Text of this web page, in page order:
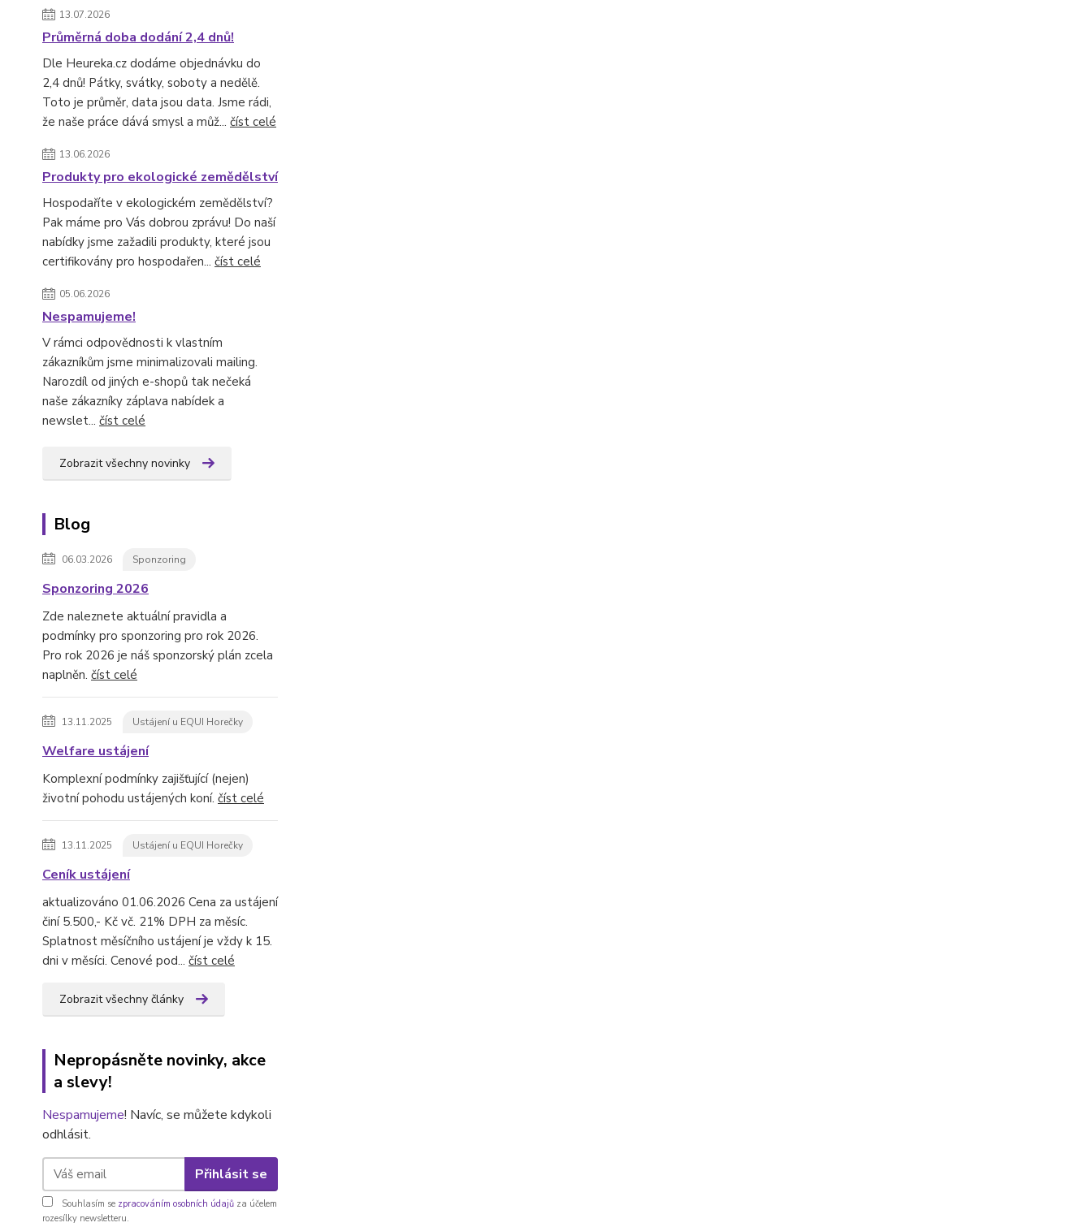
13.07.2026
Průměrná doba dodání 2,4 dnů!
Dle Heureka.cz dodáme objednávku do
2,4 dnů! Pátky, svátky, soboty a nedělě.
Toto je průměr, data jsou data. Jsme rádi,
že naše práce dává smysl a můž... číst celé
13.06.2026
Produkty pro ekologické zemědělství
Hospodaříte v ekologickém zemědělství?
Pak máme pro Vás dobrou zprávu! Do naší
nabídky jsme zažadili produkty, které jsou
certifikovány pro hospodařen... číst celé
05.06.2026
Nespamujeme!
V rámci odpovědnosti k vlastním
zákazníkům jsme minimalizovali mailing.
Narozdíl od jiných e-shopů tak nečeká
naše zákazníky záplava nabídek a
newslet... číst celé
Zobrazit všechny novinky
Blog
06.03.2026 Sponzoring
Sponzoring 2026
Zde naleznete aktuální pravidla a
podmínky pro sponzoring pro rok 2026.
Pro rok 2026 je náš sponzorský plán zcela
naplněn. číst celé
13.11.2025 Ustájení u EQUI Horečky
Welfare ustájení
Komplexní podmínky zajišťující (nejen)
životní pohodu ustájených koní. číst celé
13.11.2025 Ustájení u EQUI Horečky
Ceník ustájení
aktualizováno 01.06.2026 Cena za ustájení
činí 5.500,- Kč vč. 21% DPH za měsíc.
Splatnost měsíčního ustájení je vždy k 15.
dni v měsíci. Cenové pod... číst celé
Zobrazit všechny články
Nepropásněte novinky, akce
a slevy!
Nespamujeme! Navíc, se můžete kdykoli
odhlásit.
Přihlásit se
Souhlasím se zpracováním osobních údajů za účelem
rozesílky newsletteru.